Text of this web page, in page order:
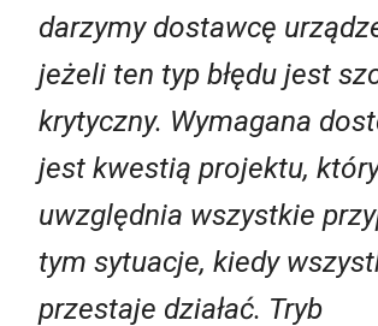
darzymy dostawcę
jeżeli ten typ błędu jest
krytyczny. Wymagana
jest kwestią projektu,
uwzględnia wszystkie
tym sytuacje, kiedy
przestaje działać. Tryb